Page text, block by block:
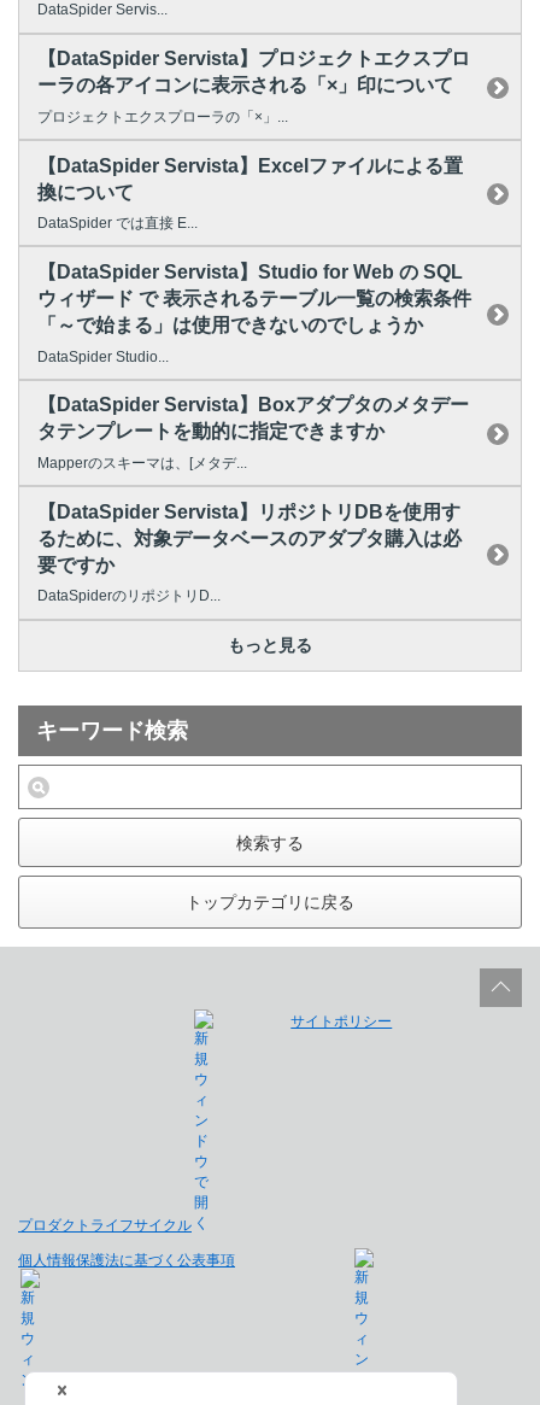
DataSpider Servis...
【DataSpider Servista】プロジェクトエクスプロ
ーラの各アイコンに表示される「×」印について
プロジェクトエクスプローラの「×」...
【DataSpider Servista】Excelファイルによる置
換について
DataSpider では直接 E...
【DataSpider Servista】Studio for Web の SQL
ウィザード で 表示されるテーブル一覧の検索条件
「～で始まる」は使用できないのでしょうか
DataSpider Studio...
【DataSpider Servista】Boxアダプタのメタデー
タテンプレートを動的に指定できますか
Mapperのスキーマは、[メタデ...
【DataSpider Servista】リポジトリDBを使用す
るために、対象データベースのアダプタ購入は必
要ですか
DataSpiderのリポジトリD...
もっと見る
キーワード検索
検索する
トップカテゴリに戻る
プロダクトライフサイクル
サイトポリシー
個人情報保護法に基づく公表事項